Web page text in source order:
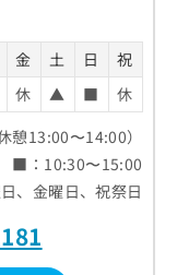
金 土 日
祝
休 ▲ ■
休
13:00〜14:00）
■：10:30〜15:00
、金曜日、祝祭日